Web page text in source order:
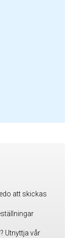
att skickas
Utnyttja vår